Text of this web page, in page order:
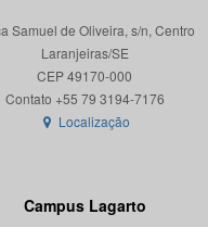
Samuel de Oliveira, s/n, Centro
Laranjeiras/SE
CEP 49170-000
Localização
Campus Lagarto